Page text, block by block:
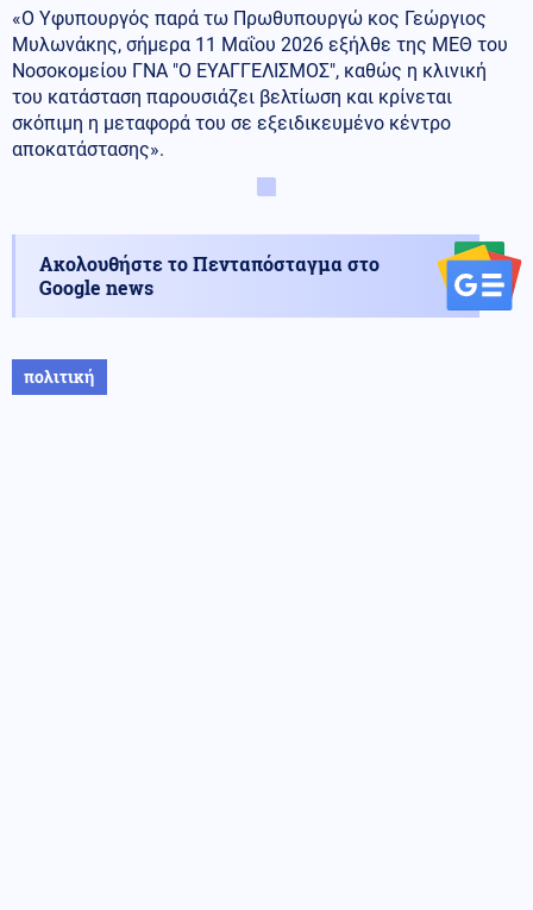
«Ο Υφυπουργός παρά τω Πρωθυπουργώ κος Γεώργιος
Μυλωνάκης, σήμερα 11 Μαΐου 2026 εξήλθε της ΜΕΘ του
Νοσοκομείου ΓΝΑ "Ο ΕΥΑΓΓΕΛΙΣΜΟΣ", καθώς η κλινική
του κατάσταση παρουσιάζει βελτίωση και κρίνεται
σκόπιμη η μεταφορά του σε εξειδικευμένο κέντρο
αποκατάστασης».
Ακολουθήστε το Πενταπόσταγμα στο
Google news
πολιτική